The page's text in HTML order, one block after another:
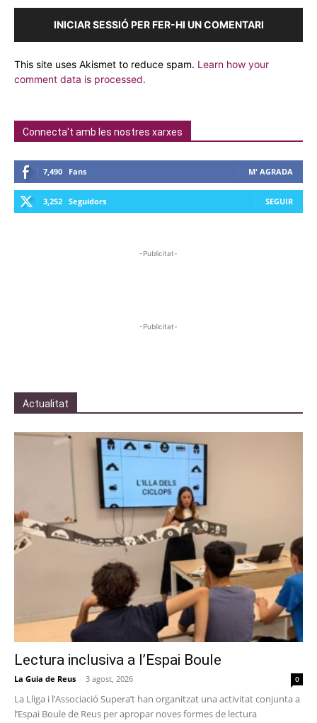
INICIAR SESSIÓ PER FER-HI UN COMENTARI
This site uses Akismet to reduce spam. Learn how your
comment data is processed.
Connecta't amb les nostres xarxes
7,490 Fans M' AGRADA
3,252 Seguidors SEGUIR
-Publicitat-
-Publicitat-
Actualitat
Lectura inclusiva a l’Espai Boule
La Guia de Reus - 3 agost, 2026 0
La Lliga i l’Associació Supera’t han organitzat una activitat conjunta a
l’Espai Boule de Reus per apropar noves formes de lectura